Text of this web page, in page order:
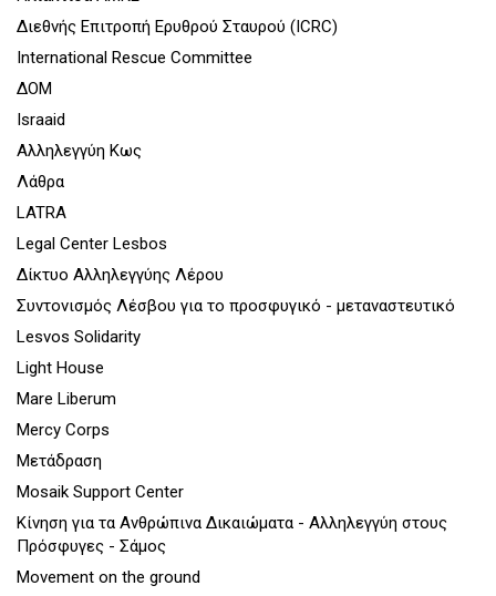
Διεθνής Επιτροπή Ερυθρού Σταυρού (ICRC)
International Rescue Committee
ΔΟΜ
Israaid
Αλληλεγγύη Κως
Λάθρα
LATRA
Legal Center Lesbos
Δίκτυο Αλληλεγγύης Λέρου
Συντονισμός Λέσβου για το προσφυγικό - μεταναστευτικό
Lesvos Solidarity
Light House
Mare Liberum
Mercy Corps
Μετάδραση
Mosaik Support Center
Κίνηση για τα Ανθρώπινα Δικαιώματα - Αλληλεγγύη στους
Πρόσφυγες - Σάμος
Movement on the ground